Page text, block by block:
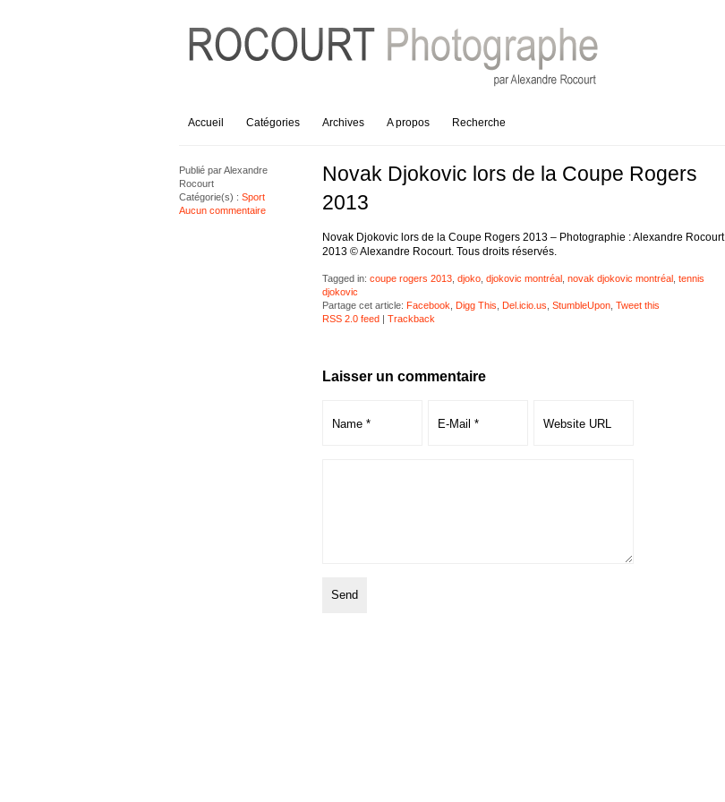
Accueil Catégories Archives A propos Recherche
Publié parAlexandre
Rocourt
Catégorie(s) : Sport
Aucun commentaire
Novak Djokovic lors de la Coupe Rogers
2013
Novak Djokovic lors de la Coupe Rogers 2013 – Photographie : Alexandre Rocourt
2013 © Alexandre Rocourt. Tous droits réservés.
Tagged in: coupe rogers 2013, djoko, djokovic montréal, novak djokovic montréal, tennis
djokovic
Partage cet article: Facebook Digg This Del.icio.us StumbleUpon, Tweet this
RSS 2.0 feed| Trackback
Laisser un commentaire